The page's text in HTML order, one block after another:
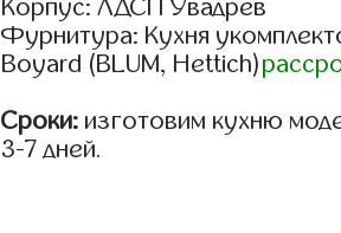
Корпус: ЛДСП Увадрев
Фурнитура: Кухня
Boyard (BLUM, Hettich)
Сроки: изготовим кухню
3-7 дней.